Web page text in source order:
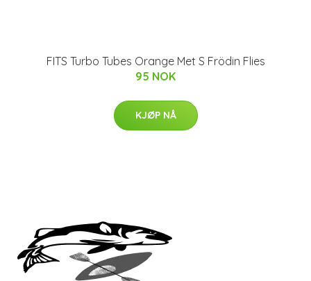
FITS Turbo Tubes Orange Met S Frödin Flies
95 NOK
KJØP NÅ